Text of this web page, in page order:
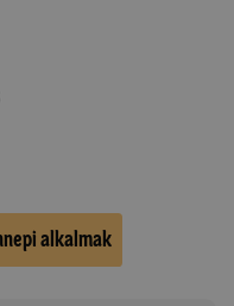
alkalmak